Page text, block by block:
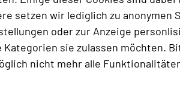
setzen wir lediglich zu anonymen
oder zur Anzeige
sie zulassen möchten.
nicht mehr alle
Central Europe, Carmen Dücker
über Neuheiten und
Betreiber sowie